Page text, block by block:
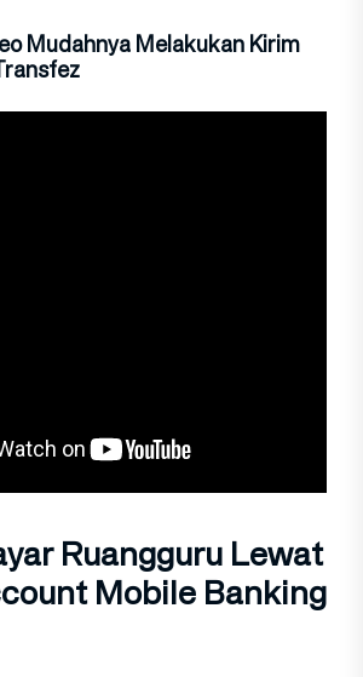
Mudahnya Melakukan Kirim
Ruangguru Lewat
Mobile Banking